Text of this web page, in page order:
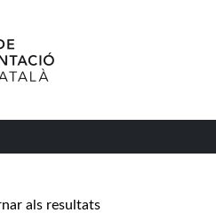
als resultats